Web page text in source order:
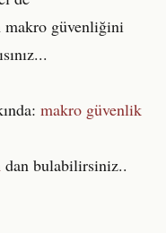
makro güvenliğini
makro güvenlik
dan bulabilirsiniz..